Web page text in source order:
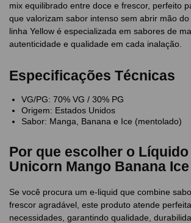
mix equilibrado entre doce e frescor, perfeito
que valorizam sabor intenso sem abrir mão do
linha Yellow é especializada em sabores de
autenticidade e qualidade em cada inalação.
Especificações Técnicas
VG/PG: 70% VG / 30% PG
Origem: Estados Unidos
Sabor: Manga, Banana e Ice (mentolado)
Por que escolher o
Unicorn Mango Banana Ice
Se você procura um e-liquid que combine
frescor agradável, este produto atende
necessidades, garantindo qualidade,